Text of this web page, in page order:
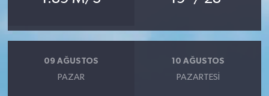
09 AĞUSTOS
PAZAR
10 AĞUSTOS
PAZARTESI